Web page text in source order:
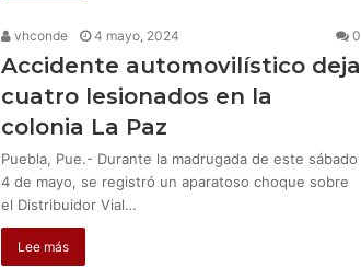
vhconde 4 mayo, 2024 0
Accidente automovilístico deja
cuatro lesionados en la
colonia La Paz
Puebla, Pue.- Durante la madrugada de este sábado
4 de mayo, se registró un aparatoso choque sobre
el Distribuidor Vial…
Lee más